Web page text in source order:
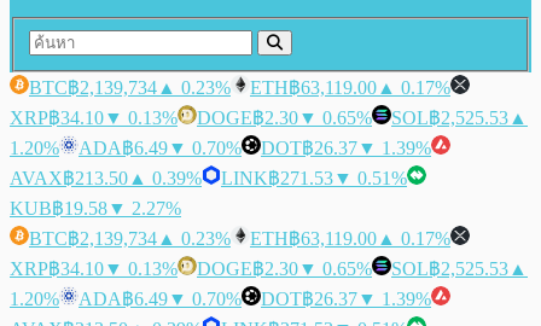
BTC฿2,139,734 ▲ 0.23% ETH฿63,119.00 ▲ 0.17%
XRP฿34.10▼ 0.13% DOGE฿2.30▼ 0.65% SOL฿2,525.53 ▲
1.20%
ADA฿6.49▼ 0.70% DOT฿26.37▼ 1.39%
AVAX฿213.50 ▲ 0.39% LINK฿271.53▼ 0.51%
KUB฿19.58▼ 2.27%
BTC฿2,139,734 ▲ 0.23% ETH฿63,119.00 ▲ 0.17%
XRP฿34.10▼ 0.13% DOGE฿2.30▼ 0.65% SOL฿2,525.53 ▲
1.20%
ADA฿6.49▼ 0.70% DOT฿26.37▼ 1.39%